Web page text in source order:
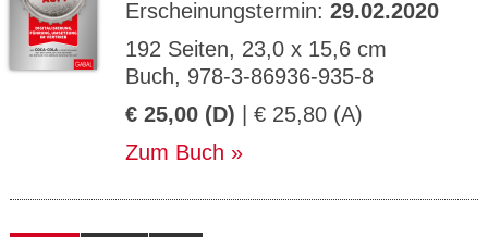
Erscheinungstermin: 29.02.2020
192 Seiten, 23,0 x 15,6 cm
Buch, 978-3-86936-935-8
€ 25,00 (D) | € 25,80 (A)
Zum Buch